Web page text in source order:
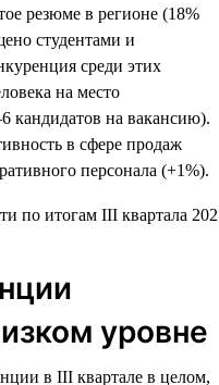
резюме в регионе (18%
студентами и
среди этих
на место
кандидатов на вакансию).
в сфере продаж
персонала (+1%).
уровне
в III квартале в целом,